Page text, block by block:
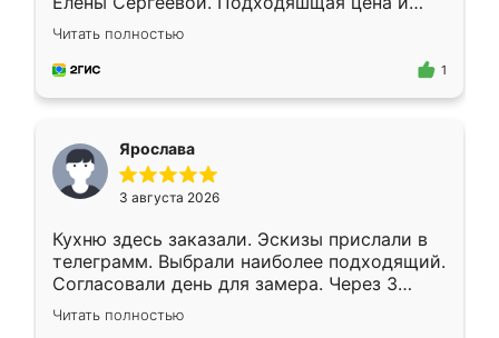
короткие сроки изготовления. Приехавший
для замера сотрудник Владислав
предложил по моему эскизу самый
Читать полностью
1
Ярослава
3 августа 2026
Кухню здесь заказали. Эскизы прислали в
телеграмм. Выбрали наиболее подходящий.
Согласовали день для замера. Через 3
недели кухня была уже готова. Остались
довольны работой. Спасибо Ренессанс
Читать полностью